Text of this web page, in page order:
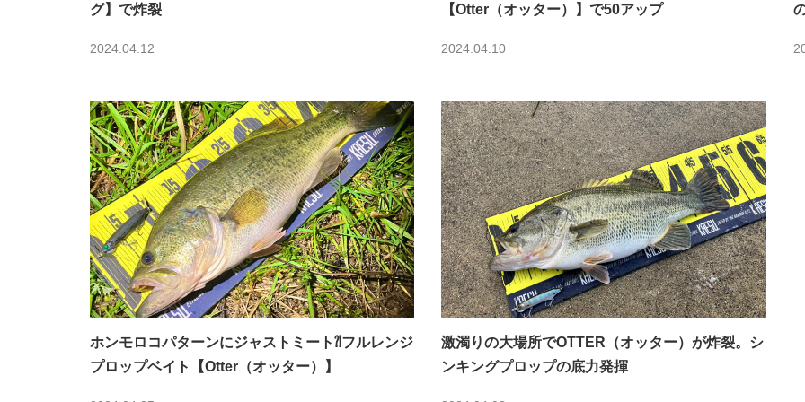
グ】で炸裂
2024.04.12
【Otter（オッター）】で50アップ
2024.04.10
ホンモロコパターンにジャストミート⁈フルレンジ
プロップベイト【Otter（オッター）】
激濁りの大場所でOTTER（オッター）が炸裂。シ
ンキングプロップの底力発揮